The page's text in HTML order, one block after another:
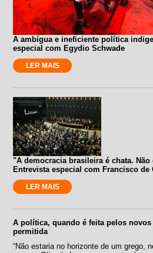
A ambígua e ineficiente política
especial com Egydio Schwade
LER MAIS
"A democracia brasileira é chata.
Entrevista especial com Francisco de
LER MAIS
A política, quando é feita pelos
permitida
“Não estaria no horizonte de um grego,